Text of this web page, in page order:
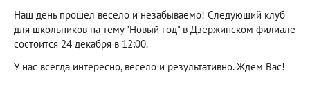
Наш день прошёл весело и незабываемо! Следующий клуб
для школьников на тему "Новый год" в Дзержинском филиале
состоится 24 декабря в 12:00.
У нас всегда интересно, весело и результативно. Ждём Вас!